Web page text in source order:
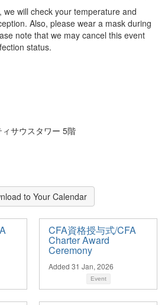
we will check your temperature and
Also, please wear a mask during
note that we may cancel this event
status.
サウスタワー 5階
to Your Calendar
CFA資格授与式/CFA
Charter Award
Ceremony
Added 31 Jan, 2026
Event